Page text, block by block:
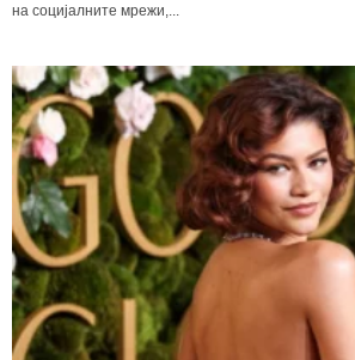
на социјалните мрежи,...